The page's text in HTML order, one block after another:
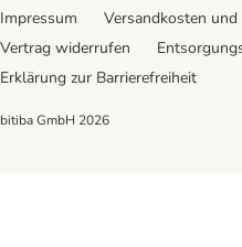
Impressum
Versandkosten und
Vertrag widerrufen
Erklärung zur Barrierefreiheit
bitiba GmbH 2026